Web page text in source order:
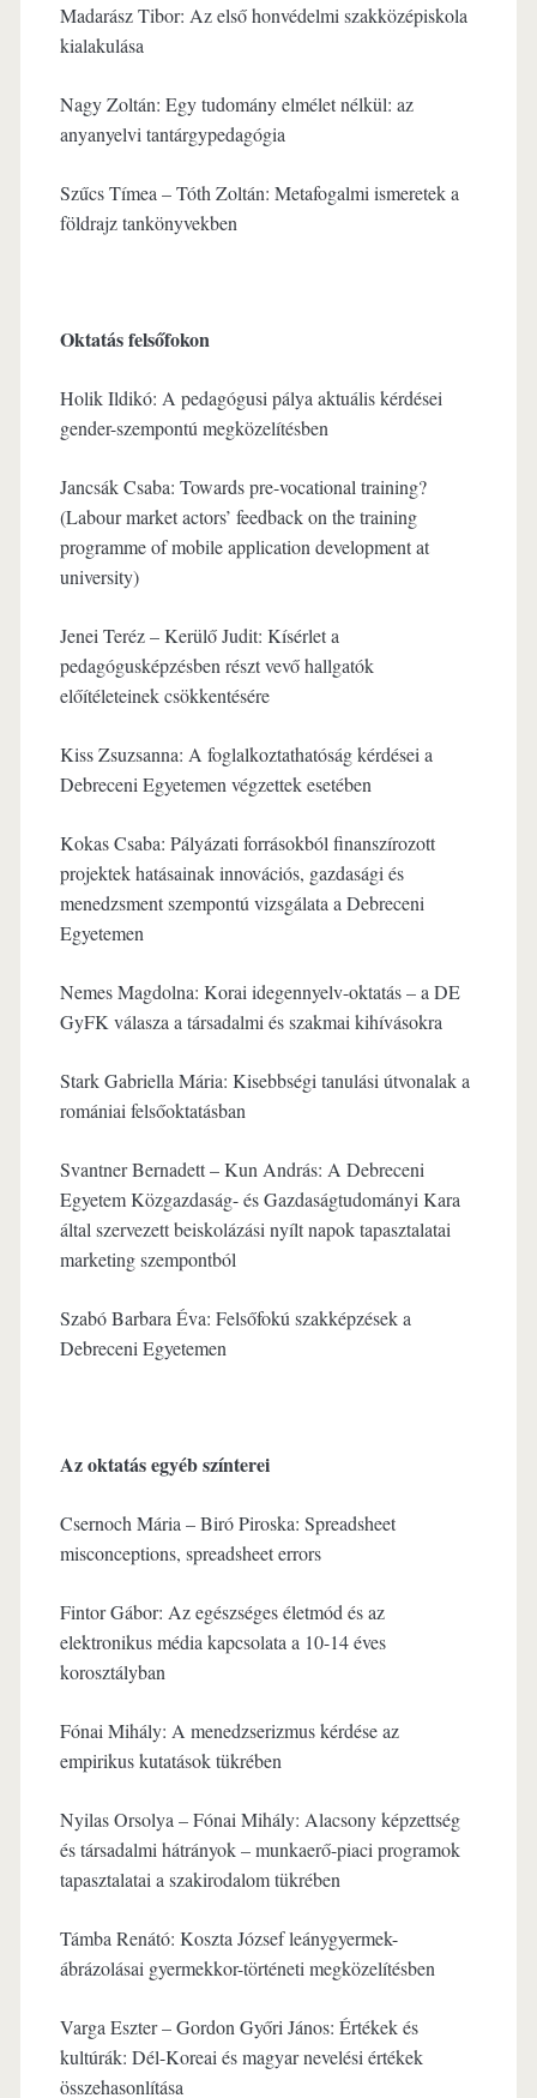
Madarász Tibor: Az első honvédelmi szakközépiskola
kialakulása
Nagy Zoltán: Egy tudomány elmélet nélkül: az
anyanyelvi tantárgypedagógia
Szűcs Tímea – Tóth Zoltán: Metafogalmi ismeretek a
földrajz tankönyvekben
Oktatás felsőfokon
Holik Ildikó: A pedagógusi pálya aktuális kérdései
gender-szempontú megközelítésben
Jancsák Csaba: Towards pre-vocational training?
(Labour market actors’ feedback on the training
programme of mobile application development at
university)
Jenei Teréz – Kerülő Judit: Kísérlet a
pedagógusképzésben részt vevő hallgatók
előítéleteinek csökkentésére
Kiss Zsuzsanna: A foglalkoztathatóság kérdései a
Debreceni Egyetemen végzettek esetében
Kokas Csaba: Pályázati forrásokból finanszírozott
projektek hatásainak innovációs, gazdasági és
menedzsment szempontú vizsgálata a Debreceni
Egyetemen
Nemes Magdolna: Korai idegennyelv-oktatás – a DE
GyFK válasza a társadalmi és szakmai kihívásokra
Stark Gabriella Mária: Kisebbségi tanulási útvonalak a
romániai felsőoktatásban
Svantner Bernadett – Kun András: A Debreceni
Egyetem Közgazdaság- és Gazdaságtudományi Kara
által szervezett beiskolázási nyílt napok tapasztalatai
marketing szempontból
Szabó Barbara Éva: Felsőfokú szakképzések a
Debreceni Egyetemen
Az oktatás egyéb színterei
Csernoch Mária – Biró Piroska: Spreadsheet
misconceptions, spreadsheet errors
Fintor Gábor: Az egészséges életmód és az
elektronikus média kapcsolata a 10-14 éves
korosztályban
Fónai Mihály: A menedzserizmus kérdése az
empirikus kutatások tükrében
Nyilas Orsolya – Fónai Mihály: Alacsony képzettség
és társadalmi hátrányok – munkaerő-piaci programok
tapasztalatai a szakirodalom tükrében
Támba Renátó: Koszta József leánygyermek-
ábrázolásai gyermekkor-történeti megközelítésben
Varga Eszter – Gordon Győri János: Értékek és
kultúrák: Dél-Koreai és magyar nevelési értékek
összehasonlítása